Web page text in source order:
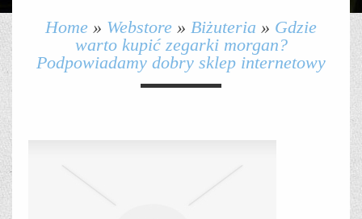
Home » Webstore » Biżuteria » Gdzie
warto kupić zegarki morgan?
Podpowiadamy dobry sklep internetowy